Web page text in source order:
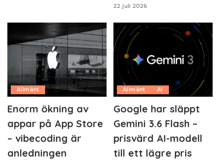
22 juli 2026
Allmänt
Enorm ökning av
appar på App Store
– vibecoding är
anledningen
Allmänt AI
Google har släppt
Gemini 3.6 Flash –
prisvärd AI-modell
till ett lägre pris